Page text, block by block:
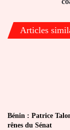
constitution
Articles
Bénin : Patrice
rênes du Sénat